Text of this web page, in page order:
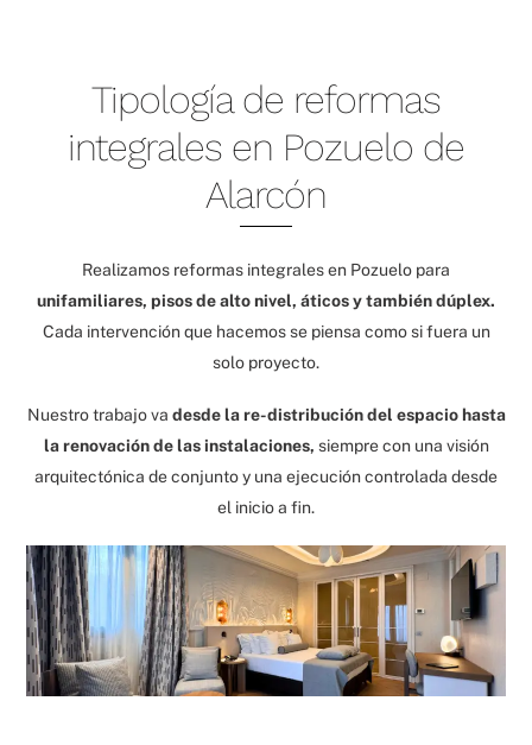
Tipología de reformas
integrales en Pozuelo de
Alarcón
Realizamos reformas integrales en Pozuelo para
unifamiliares, pisos de alto nivel, áticos y también dúplex.
Cada intervención que hacemos se piensa como si fuera un
solo proyecto.
Nuestro trabajo va desde la re-distribución del espacio hasta
la renovación de las instalaciones, siempre con una visión
arquitectónica de conjunto y una ejecución controlada desde
el inicio a fin.